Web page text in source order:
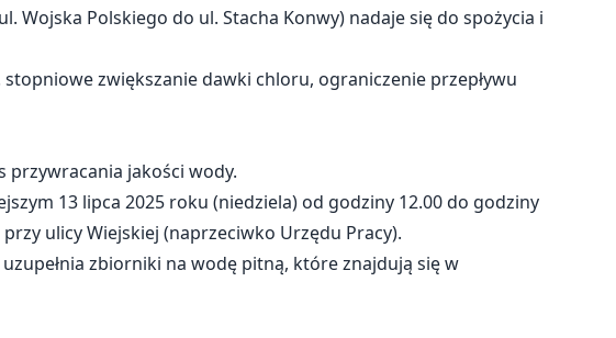
Wojska Polskiego do ul. Stacha Konwy) nadaje się do spożycia i
zwiększanie dawki chloru, ograniczenie przepływu
przywracania jakości wody.
13 lipca 2025 roku (niedziela) od godziny 12.00 do godziny
ulicy Wiejskiej (naprzeciwko Urzędu Pracy).
zbiorniki na wodę pitną, które znajdują się w